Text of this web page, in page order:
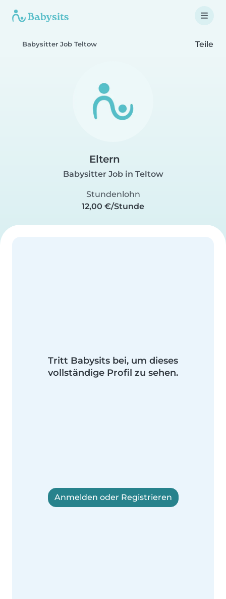
Babysitter Job Teltow Teile
Eltern
Babysitter Job in Teltow
Stundenlohn
12,00 €/Stunde
Tritt Babysits bei, um dieses
vollständige Profil zu sehen.
Anmelden oder Registrieren